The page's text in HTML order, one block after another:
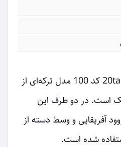
کمانچه باجلاوند مدل 20tar_k کد 100 مدل ترکه‌ای از
است. در دو طرف این
آفریقایی و وسط دسته از
شده است.